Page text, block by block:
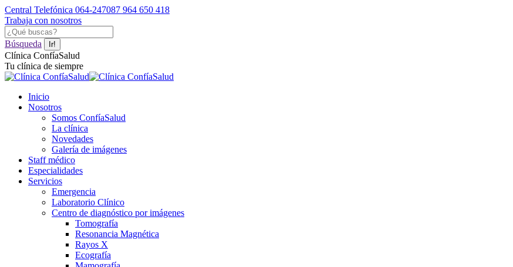
Saltar
al
contenido
Central Telefónica 064-247087 964 650 418
Trabaja con nosotros
Facebook
page
opens
in
new
window
YouTube
page
opens
in
new
window
Instagram
page
opens
in
new
window
Buscar:
Búsqueda
Clínica ConfíaSalud
Tu clínica de siempre
Inicio
Nosotros
Somos ConfíaSalud
La clínica
Novedades
Galería de imágenes
Staff médico
Especialidades
Servicios
Emergencia
Laboratorio Clínico
Centro de diagnóstico por imágenes
Tomografía
Resonancia Magnética
Rayos X
Ecografía